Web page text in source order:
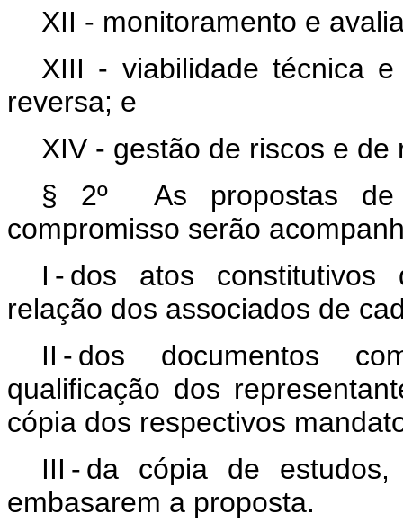
XII - monitoramento e
XIII - viabilidade técnica
reversa; e
XIV - gestão de riscos e
§ 2º As propostas de
compromisso serão
I - dos atos
relação dos associados de
II - dos documentos
qualificação dos
cópia dos respectivos
III - da cópia de
embasarem a proposta.